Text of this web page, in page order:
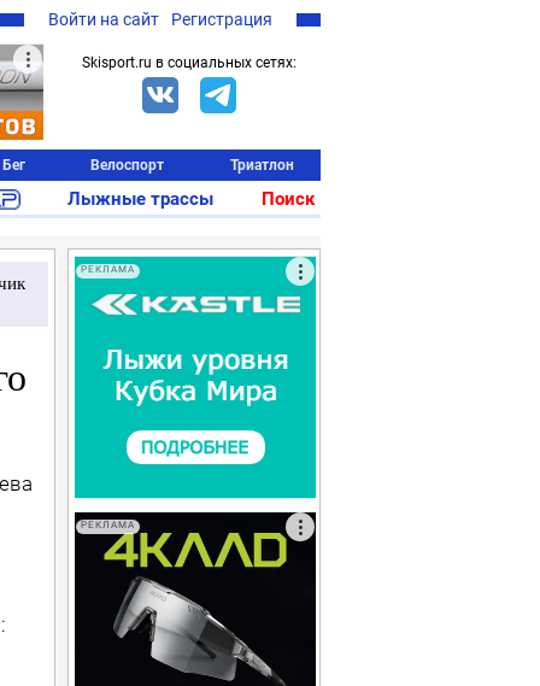
Войти на сайт Регистрация
Skisport.ru в социальных сетях:
Бег Велоспорт Триатлон
Лыжные трассы Поиск
РЕКЛАМА
РЕКЛАМА